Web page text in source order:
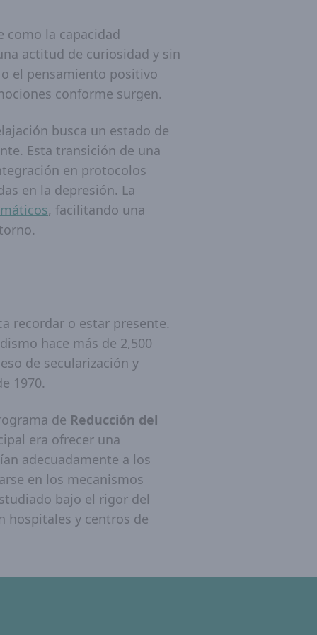
como la capacidad
actitud de curiosidad y sin
el pensamiento positivo
conforme surgen.
busca un estado de
Esta transición de una
en protocolos
en la depresión. La
, facilitando una
recordar o estar presente.
hace más de 2,500
de secularización y
1970.
de Reducción del
era ofrecer una
adecuadamente a los
en los mecanismos
bajo el rigor del
hospitales y centros de